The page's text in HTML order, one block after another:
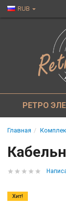
RUB
РЕТРО
Главная
Хит!